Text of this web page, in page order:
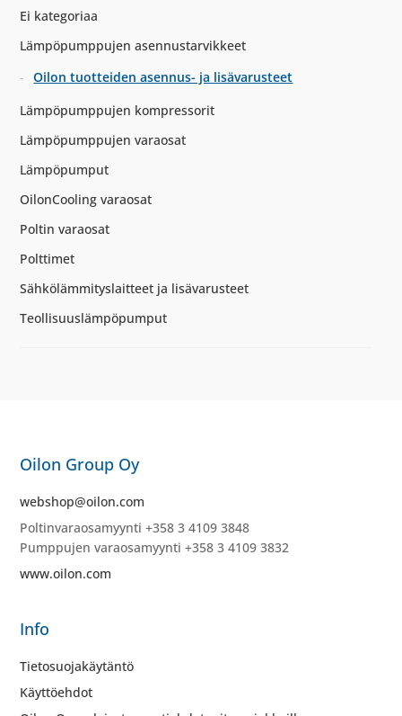
Ei kategoriaa
Lämpöpumppujen asennustarvikkeet
Oilon tuotteiden asennus- ja lisävarusteet
Lämpöpumppujen kompressorit
Lämpöpumppujen varaosat
Lämpöpumput
OilonCooling varaosat
Poltin varaosat
Polttimet
Sähkölämmityslaitteet ja lisävarusteet
Teollisuuslämpöpumput
Oilon Group Oy
webshop@oilon.com
Poltinvaraosamyynti +358 3 4109 3848
Pumppujen varaosamyynti +358 3 4109 3832
www.oilon.com
Info
Tietosuojakäytäntö
Käyttöehdot